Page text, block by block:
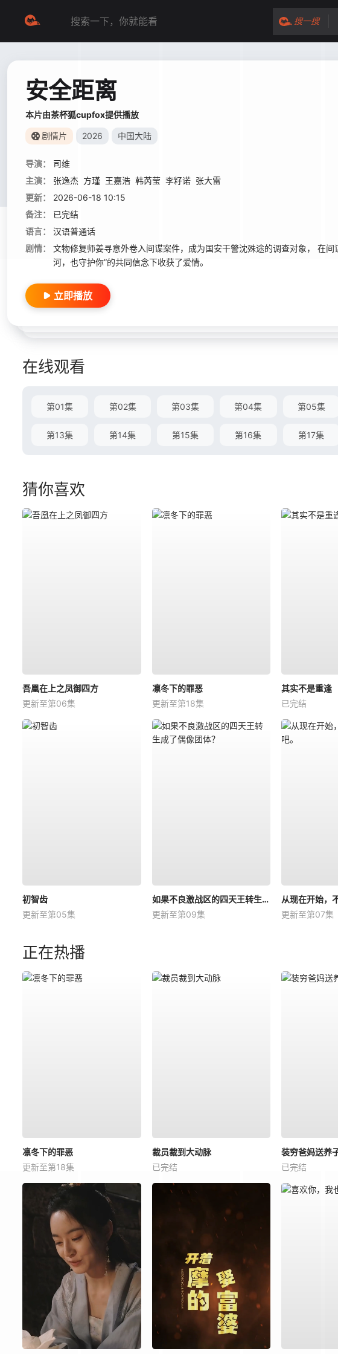
搜一搜
安全距离
本片由茶杯狐cupfox提供播放
剧情片 2026 中国大陆
导演：
司维
主演：
张逸杰 方瑾 王嘉浩 韩芮莹 李籽诺 张大雷
更新：
2026-06-18 10:15
备注：
已完结
语言：
汉语普通话
剧情：
文物修复师姜寻意外卷入间谍案件，成为国安干警沈殊途的调查对象， 在
河，也守护你”的共同信念下收获了爱情。
立即播放
在线观看
第01集 第02集 第03集 第04集 第05集
第13集 第14集 第15集 第16集 第17集
猜你喜欢
吾凰在上之凤御四方
更新至第06集
凛冬下的罪恶
更新至第18集
其实不是重逢
已完结
初智齿
更新至第05集
如果不良激战区的四天王转生成了偶像团体？
更新至第09集
从现在开始，
更新至第07集
正在热播
凛冬下的罪恶
更新至第18集
裁员裁到大动脉
已完结
装穷爸妈送养
已完结